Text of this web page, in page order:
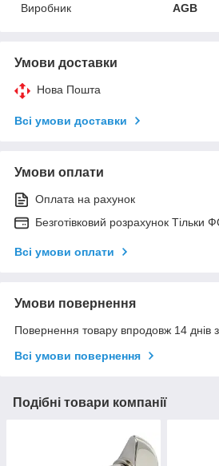
Виробник
AGB
Умови доставки
Нова Пошта
Всі умови доставки
Умови оплати
Оплата на рахунок
Безготівковий розрахунок
Всі умови оплати
Умови повернення
Повернення товару впродовж 14 днів
Всі умови повернення
Подібні товари компанії